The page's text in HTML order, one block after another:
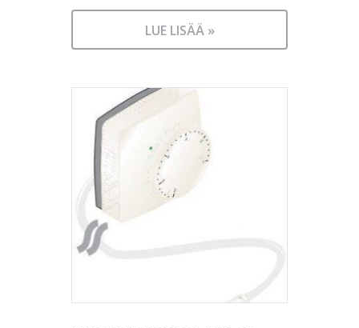
LUE LISÄÄ »